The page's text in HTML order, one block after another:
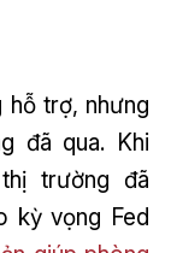
hỗ trợ, nhưng
đã qua. Khi
trường đã
kỳ vọng Fed